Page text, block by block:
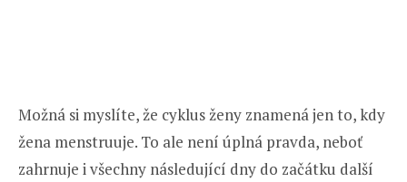
Možná si myslíte, že cyklus ženy znamená jen to, kdy
žena menstruuje. To ale není úplná pravda, neboť
zahrnuje i všechny následující dny do začátku další